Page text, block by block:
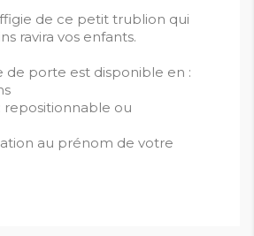
de ce petit trublion qui
ravira vos enfants.
de porte est disponible en :
repositionnable ou
au prénom de votre